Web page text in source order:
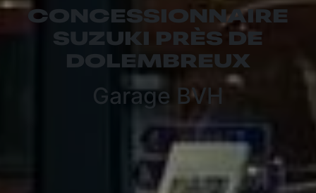
CONCESSIONNAIRE
SUZUKI PRÈS DE
DOLEMBREUX
Garage BVH